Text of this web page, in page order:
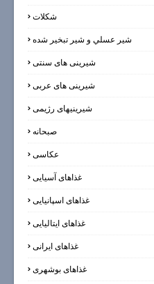
شکلات
شير عسلي و شير تبخير شده
شیرینی های سنتی
شیرینی های عربی
شیرینیهای رژیمی
صبحانه
عکاسی
غذاهای آسیایی
غذاهای اسپانیایی
غذاهای ایتالیایی
غذاهای ایرانی
غذاهای بوشهری